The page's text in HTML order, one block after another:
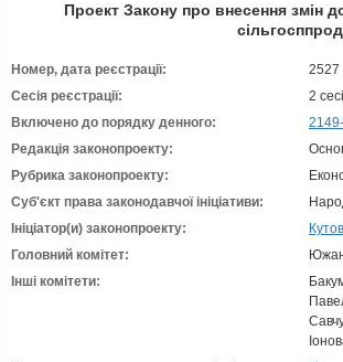
Проект Закону про внесення змін
Номер, дата реєстрації:
2527
Сесія реєстрації:
2
Включено до порядку денного:
2149-
Редакція законопроекту:
Рубрика законопроекту:
Суб'єкт права законодавчої ініціативи:
Ініціатор(и) законопроекту:
Головний комітет:
Інші комітети: